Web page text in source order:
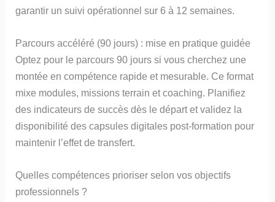
garantir un suivi opérationnel sur 6 à 12 semaines.
Parcours accéléré (90 jours) : mise en pratique guidée
Optez pour le parcours 90 jours si vous cherchez une
montée en compétence rapide et mesurable. Ce format
mixe modules, missions terrain et coaching. Planifiez
des indicateurs de succès dès le départ et validez la
disponibilité des capsules digitales post-formation pour
maintenir l’effet de transfert.
Quelles compétences prioriser selon vos objectifs
professionnels ?